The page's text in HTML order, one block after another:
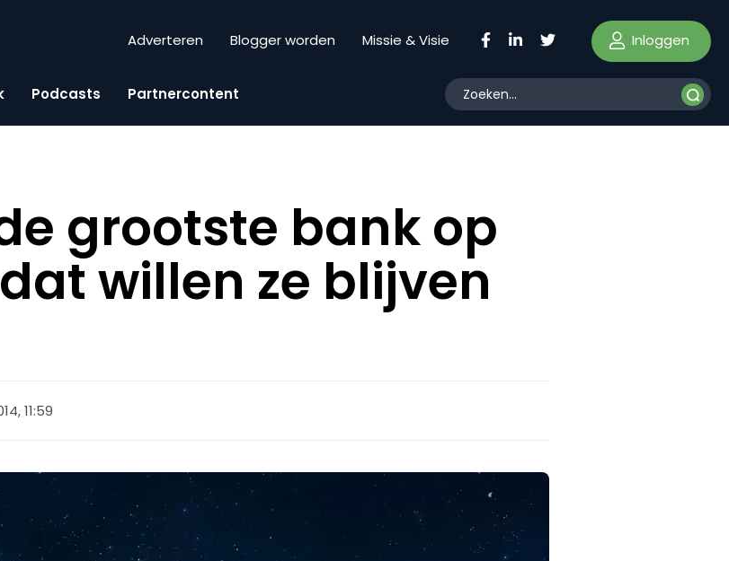
Adverteren Blogger worden Missie & Visie Inloggen
Podcasts Partnercontent
grootste bank op
willen ze blijven
11:59